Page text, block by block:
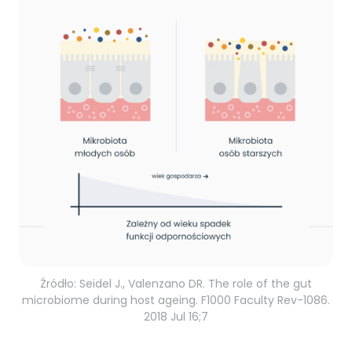
Źródło: Seidel J., Valenzano DR. The role of the gut
microbiome during host ageing. F1000 Faculty Rev-1086.
2018 Jul 16;7